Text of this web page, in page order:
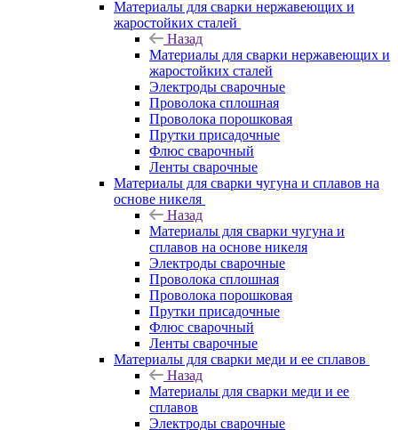
Материалы для сварки нержавеющих и
жаростойких сталей
Назад
Материалы для сварки нержавеющих и
жаростойких сталей
Электроды сварочные
Проволока сплошная
Проволока порошковая
Прутки присадочные
Флюс сварочный
Ленты сварочные
Материалы для сварки чугуна и сплавов на
основе никеля
Назад
Материалы для сварки чугуна и
сплавов на основе никеля
Электроды сварочные
Проволока сплошная
Проволока порошковая
Прутки присадочные
Флюс сварочный
Ленты сварочные
Материалы для сварки меди и ее сплавов
Назад
Материалы для сварки меди и ее
сплавов
Электроды сварочные